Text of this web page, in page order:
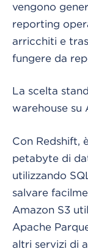
vengono
reporting
arricchiti e
fungere da
La scelta
warehouse su
Con Redshift,
petabyte di
utilizzando
salvare
Amazon S3
Apache
altri servizi di